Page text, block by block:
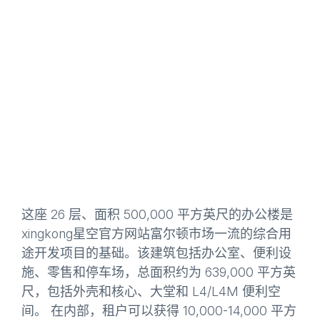
这座 26 层、面积 500,000 平方英尺的办公楼是
xingkong星空官方网站富尔顿市场一流的综合用
途开发项目的基础。该建筑包括办公室、便利设
施、零售和停车场，总面积约为 639,000 平方英
尺，包括外壳和核心、大堂和 L4/L4M 便利空
间。 在内部，租户可以获得 10,000-14,000 平方